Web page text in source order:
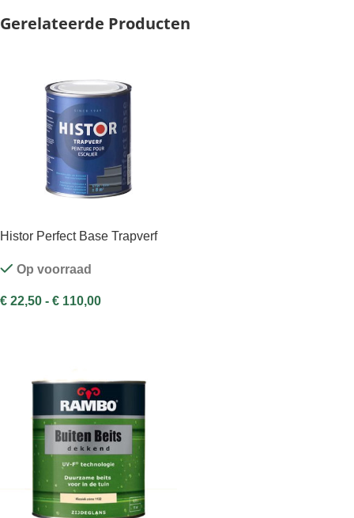
Gerelateerde Producten
Histor Perfect Base Trapverf
Op voorraad
€ 22,50 - € 110,00